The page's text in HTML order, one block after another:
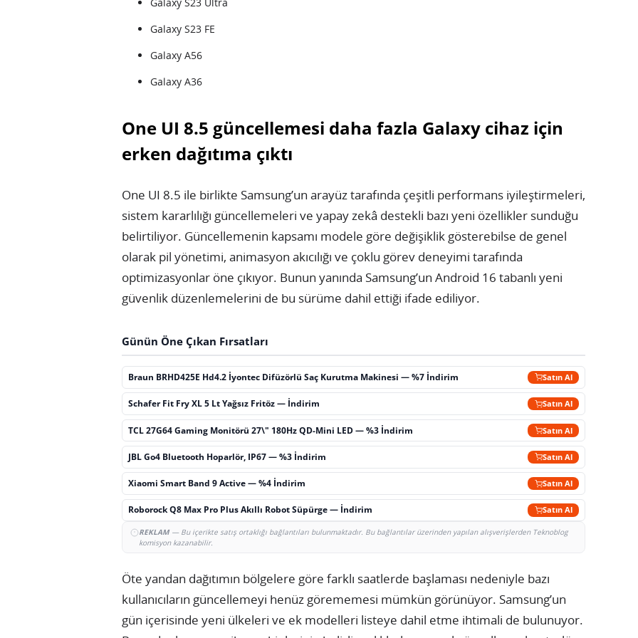
Galaxy S23 FE
Galaxy A56
Galaxy A36
One UI 8.5 güncellemesi daha fazla Galaxy cihaz için
erken dağıtıma çıktı
One UI 8.5 ile birlikte Samsung’un arayüz tarafında çeşitli performans iyileştirmeleri,
sistem kararlılığı güncellemeleri ve yapay zekâ destekli bazı yeni özellikler sunduğu
belirtiliyor. Güncellemenin kapsamı modele göre değişiklik gösterebilse de genel
olarak pil yönetimi, animasyon akıcılığı ve çoklu görev deneyimi tarafında
optimizasyonlar öne çıkıyor. Bunun yanında Samsung’un Android 16 tabanlı yeni
güvenlik düzenlemelerini de bu sürüme dahil ettiği ifade ediliyor.
Günün Öne Çıkan Fırsatları
Braun BRHD425E Hd4.2 İyontec Difüzörlü Saç Kurutma Makinesi — %7 İndirim Satın Al
Schafer Fit Fry XL 5 Lt Yağsız Fritöz — İndirim Satın Al
TCL 27G64 Gaming Monitörü 27\" 180Hz QD-Mini LED — %3 İndirim Satın Al
JBL Go4 Bluetooth Hoparlör, IP67 — %3 İndirim Satın Al
Xiaomi Smart Band 9 Active — %4 İndirim Satın Al
Roborock Q8 Max Pro Plus Akıllı Robot Süpürge — İndirim Satın Al
REKLAM— Bu içerikte satış ortaklığı bağlantıları bulunmaktadır. Bu bağlantılar üzerinden yapılan alışverişlerden Teknoblog
komisyon kazanabilir.
Öte yandan dağıtımın bölgelere göre farklı saatlerde başlaması nedeniyle bazı
kullanıcıların güncellemeyi henüz görememesi mümkün görünüyor. Samsung’un
gün içerisinde yeni ülkeleri ve ek modelleri listeye dahil etme ihtimali de bulunuyor.